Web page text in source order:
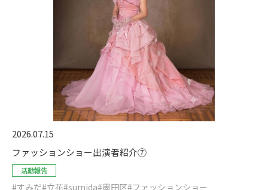
2026.07.15
ファッションショー出演者紹介⑦
活動報告
#すみだ#立花#sumida#墨田区#ファッションショー